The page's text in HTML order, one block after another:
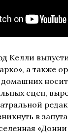
Келли
а также
сцен,
в
«Донни